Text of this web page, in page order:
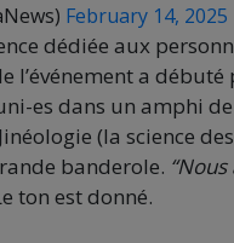
February 14, 2025
dédiée aux
l’événement a
es dans un amphi
(la science
banderole.
ton est donné.